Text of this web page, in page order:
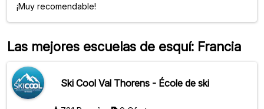
¡Muy recomendable!
Las mejores escuelas de esquí: Francia
Ski Cool Val Thorens - École de ski